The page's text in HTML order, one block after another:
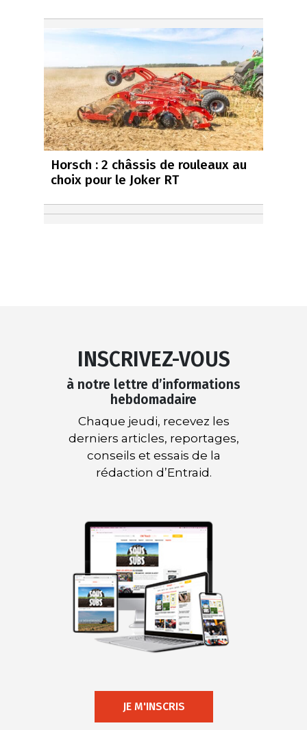
Horsch : 2 châssis de rouleaux au
choix pour le Joker RT
INSCRIVEZ-VOUS
à notre lettre d’informations
hebdomadaire
Chaque jeudi, recevez les
derniers articles, reportages,
conseils et essais de la
rédaction d’Entraid.
JE M'INSCRIS